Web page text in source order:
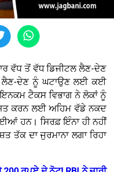
ਵੱਧ ਤੋਂ ਵੱਧ ਡਿਜੀਟਲ ਲੈਣ-ਦੇਣ
ਲੈਣ-ਦੇਣ ਨੂੰ ਘਟਾਉਣ ਲਈ ਕਈ
ਟੈਕਸ ਵਿਭਾਗ ਨੇ ਲੋਕਾਂ ਨੂੰ
ਕਰਨ ਲਈ ਅਹਿਮ ਵੱਡੇ ਨਕਦ
ਹਨ। ਸਿਰਫ਼ ਇੰਨਾ ਹੀ ਨਹੀਂ
ਤੱਕ ਦਾ ਜੁਰਮਾਨਾ ਲਗਾ ਰਿਹਾ